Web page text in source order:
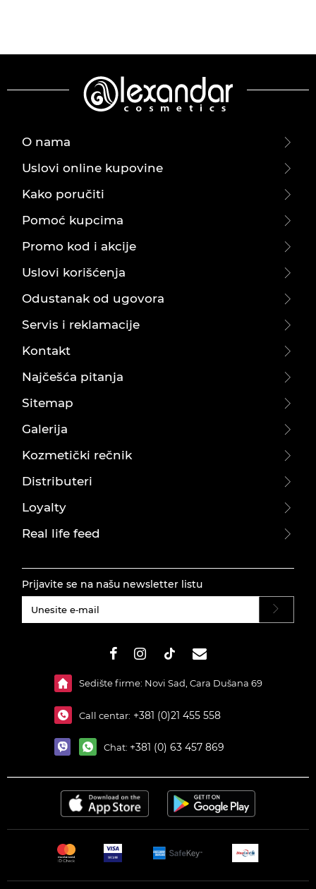
O nama
Uslovi online kupovine
Kako poručiti
Pomoć kupcima
Promo kod i akcije
Uslovi korišćenja
Odustanak od ugovora
Servis i reklamacije
Kontakt
Najčešća pitanja
Sitemap
Galerija
Kozmetički rečnik
Distributeri
Loyalty
Real life feed
Prijavite se na našu newsletter listu
Sedište firme: Novi Sad, Cara Dušana 69
Call centar: +381 (0)21 455 558
Chat: +381 (0) 63 457 869